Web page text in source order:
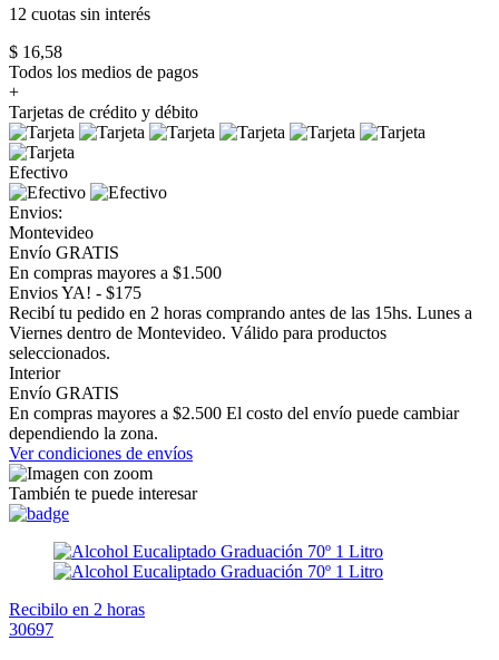
12 cuotas sin interés
$ 16,58
Todos los medios de pagos
+
Tarjetas de crédito y débito
Efectivo
Envios:
Montevideo
Envío GRATIS
En compras mayores a $1.500
Envios YA! - $175
Recibí tu pedido en 2 horas comprando antes de las 15hs. Lunes a
Viernes dentro de Montevideo. Válido para productos
seleccionados.
Interior
Envío GRATIS
En compras mayores a $2.500 El costo del envío puede cambiar
dependiendo la zona.
Ver condiciones de envíos
También te puede interesar
Recibilo en 2 horas
30697